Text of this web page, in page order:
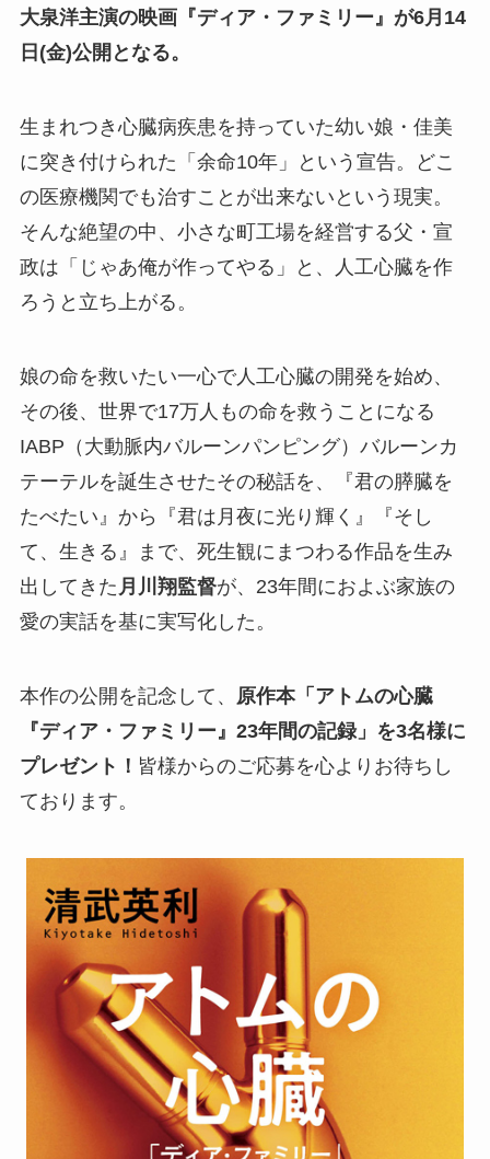
大泉洋主演の映画『ディア・ファミリー』が6月14
日(金)公開となる。
生まれつき心臓病疾患を持っていた幼い娘・佳美
に突き付けられた「余命10年」という宣告。どこ
の医療機関でも治すことが出来ないという現実。
そんな絶望の中、小さな町工場を経営する父・宣
政は「じゃあ俺が作ってやる」と、人工心臓を作
ろうと立ち上がる。
娘の命を救いたい一心で人工心臓の開発を始め、
その後、世界で17万人もの命を救うことになる
IABP（大動脈内バルーンパンピング）バルーンカ
テーテルを誕生させたその秘話を、『君の膵臓を
たべたい』から『君は月夜に光り輝く』『そし
て、生きる』まで、死生観にまつわる作品を生み
出してきた 月川翔監督が、23年間におよぶ家族の
愛の実話を基に実写化した。
本作の公開を記念して、
原作本「アトムの心臓
『ディア・ファミリー』23年間の記録」を3名様に
プレゼント！ 皆様からのご応募を心よりお待ちし
ております。